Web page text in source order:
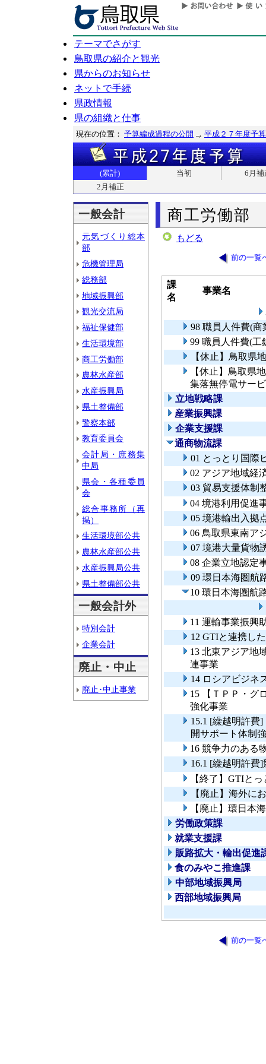
テーマでさがす
鳥取県の紹介と観光
県からのお知らせ
ネットで手続
県政情報
県の組織と仕事
現在の位置： 予算編成過程の公開 平成２７年度予算
(累計) 当初
6月補
2月補正
一般会計
元気づくり総本
部
危機管理局
総務部
地域振興部
観光交流局
福祉保健部
生活環境部
商工労働部
農林水産部
水産振興局
県土整備部
警察本部
教育委員会
会計局・庶務集
中局
県会・各種委員
会
総合事務所（再
掲）
生活環境部公共
農林水産部公共
水産振興局公共
県土整備部公共
一般会計外
特別会計
企業会計
廃止・中止
廃止･中止事業
商工労働部
もどる
前の一覧
課
名
事業名
98 職員人件費(商
99 職員人件費(工
【休止】鳥取県
【休止】鳥取県
集落無停電サー
立地戦略課
産業振興課
企業支援課
通商物流課
01 とっとり国際
02 アジア地域経
03 貿易支援体制
04 境港利用促進
05 境港輸出入拠
06 鳥取県東南ア
07 境港大量貨物
08 企業立地認定
09 環日本海圏航
10 環日本海圏航
11 運輸事業振興
12 GTIと連携し
13 北東アジア地
連事業
14 ロシアビジネ
15 【ＴＰＰ・グ
強化事業
15.1 [繰越明許費
開サポート体制
16 競争力のある
16.1 [繰越明許費
【終了】GTIと
【廃止】海外に
【廃止】環日本
労働政策課
就業支援課
販路拡大・輸出促進
食のみやこ推進課
中部地域振興局
西部地域振興局
前の一覧